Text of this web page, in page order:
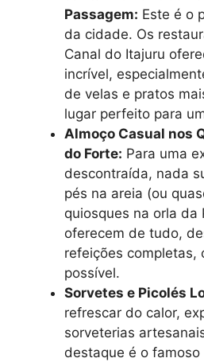
Passagem: Este é o
da cidade. Os
Canal do Itajuru
incrível,
de velas e pratos
lugar perfeito para
Almoço Casual nos
do Forte: Para uma
descontraída, nada
pés na areia (ou
quiosques na orla da
oferecem de tudo,
refeições completas,
possível.
Sorvetes e Picolés
refrescar do calor,
sorveterias
destaque é o famoso